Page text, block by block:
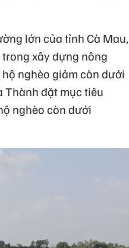
lớn của tỉnh Cà Mau,
xây dựng nông
nghèo giảm còn dưới
Thành đặt mục tiêu
nghèo còn dưới